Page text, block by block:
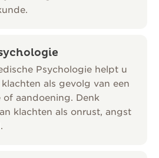
Psychologie helpt u
als gevolg van een
of aandoening. Denk
klachten als onrust, angst